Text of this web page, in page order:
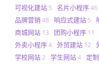
可视化建站 5 名片小程序46
品牌营销 48 响应式建站 5
商城网站 13 团购小程序 11
外卖小程序4 外贸建站 12
学校网站2 学生网站4 定